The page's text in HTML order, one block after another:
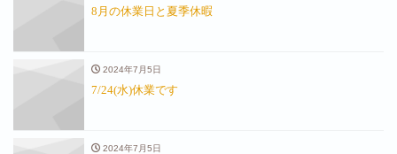
8月の休業日と夏季休暇
2024年7月5日
7/24(水)休業です
2024年7月5日